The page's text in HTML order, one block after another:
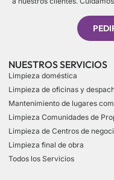
NUESTROS SERVICIOS
Limpieza doméstica
Limpieza de oficinas y
Mantenimiento de lugares
Limpieza Comunidades de
Limpieza de Centros de
Limpieza final de obra
Todos los Servicios